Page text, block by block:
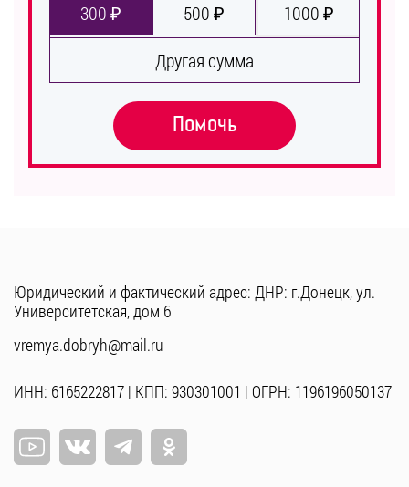
300 ₽ 500 ₽
1000 ₽
Другая сумма
Помочь
Юридический и фактический адрес: ДНР: г.Донецк, ул.
Университетская, дом 6
vremya.dobryh@mail.ru
ИНН: 6165222817 | КПП: 930301001 | ОГРН: 1196196050137